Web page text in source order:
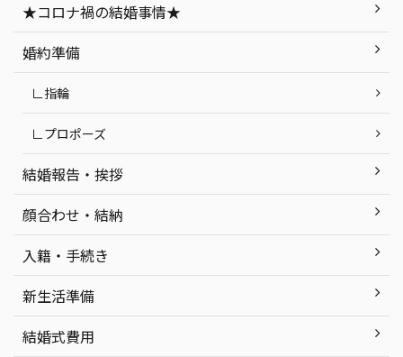
・デメリ
場探しで
婚式会場｜NIPPONIA HOTEL 函館 港
★コロナ禍の結婚事情★
婚約準備
∟指輪
∟プロポーズ
結婚報告・挨拶
顔合わせ・結納
入籍・手続き
新生活準備
結婚式費用